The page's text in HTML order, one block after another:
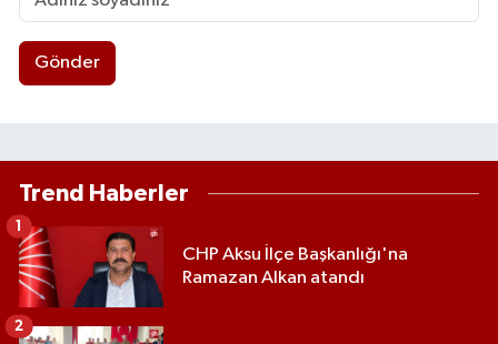
Gönder
Trend Haberler
CHP Aksu İlçe Başkanlığı'na
Ramazan Alkan atandı
1
2